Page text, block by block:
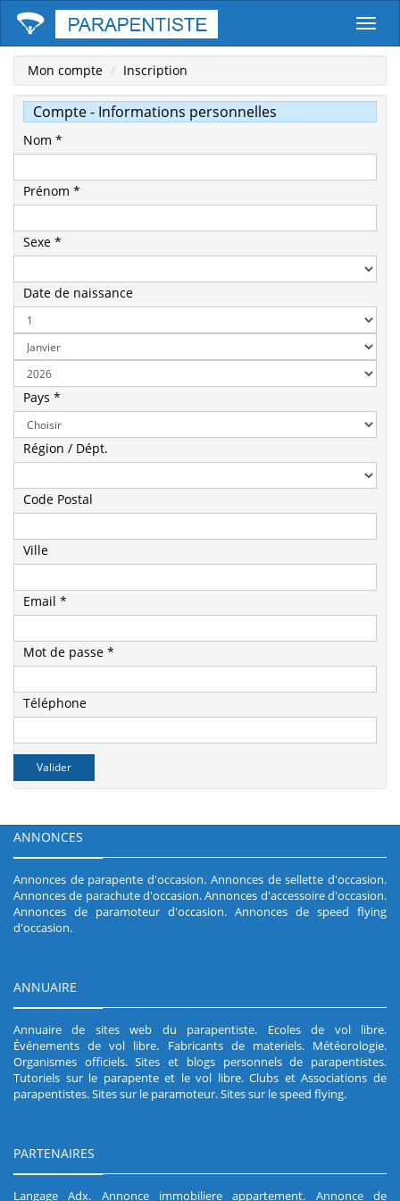
Mon compte Inscription
Compte - Informations personnelles
Nom *
Prénom *
Sexe *
Date de naissance
Pays *
Région / Dépt.
Code Postal
Ville
Email *
Mot de passe *
Téléphone
ANNONCES
Annonces de parapente d'occasion. Annonces de sellette d'occasion.
Annonces de parachute d'occasion.Annonces d'accessoire d'occasion.
Annonces de paramoteur d'occasion. Annonces de speed flying
d'occasion.
ANNUAIRE
Annuaire de sites web du parapentiste. Ecoles de vol libre.
Événements de vol libre. Fabricants de materiels. Météorologie.
Organismes officiels.Sites et blogs personnels de parapentistes.
Tutoriels sur le parapente et le vol libre.Clubs et Associations de
parapentistes.Sites sur le paramoteur.Sites sur le speed flying.
PARTENAIRES
Langage Adx. Annonce immobiliere appartement. Annonce de